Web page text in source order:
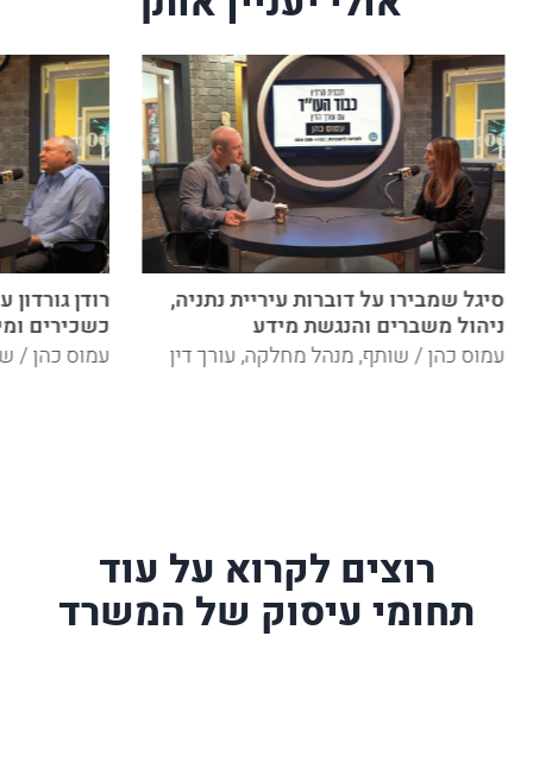
סיגל שמבירו על דוברות עיריית נתניה,
ניהול משברים והנגשת מידע
עמוס כהן / שותף, מנהל מחלקה, עורך דין
רודן
כשכירים
עמוס כהן /
רוצים לקרוא על עוד
תחומי עיסוק של המשרד